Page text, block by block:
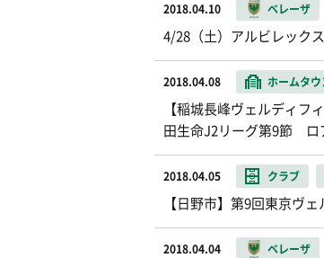
2018.04.10 ベレーザ
4/28（土）アルビレック
2018.04.08 ホームタウ
【稲城長峰ヴェルディフ
田生命J2リーグ第9節 ロ
2018.04.05 クラブ
【日野市】第9回東京ヴ
2018.04.04 ベレーザ